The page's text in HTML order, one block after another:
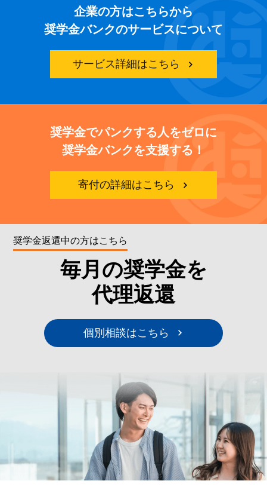
企業の方はこちらから
奨学金バンクのサービスについて
サービス詳細はこちら
奨学金でパンクする人をゼロに
奨学金バンクを支援する！
寄付の詳細はこちら
奨学金返還中の方はこちら
毎月の奨学金を
代理返還
個別相談はこちら